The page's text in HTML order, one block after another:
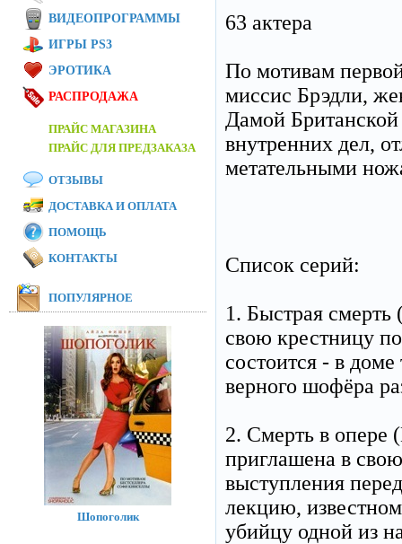
63 актера
По мотивам
миссис Брэдли,
Дамой
внутренних дел,
метательными
Список серий:
1. Быстрая
свою крестницу
состоится - в
верного шофёра
2. Смерть в опере
приглашена в
выступления
лекцию,
убийцу одной из
ВИДЕОПРОГРАММЫ
ИГРЫ PS3
ЭРОТИКА
РАСПРОДАЖА
ПРАЙС МАГАЗИНА
ПРАЙС ДЛЯ ПРЕДЗАКАЗА
ОТЗЫВЫ
ДОСТАВКА И ОПЛАТА
ПОМОЩЬ
КОНТАКТЫ
ПОПУЛЯРНОЕ
Шопоголик